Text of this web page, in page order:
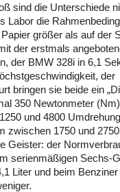
sind die Unterschiede
Labor die
größer als auf der
der erstmals
der BMW 328i in 6,1
der
bringen sie beide ein
350 Newtonmeter
und 4800
zwischen 1750 und
Geister: der
serienmäßigen Sechs-
Liter und beim Benziner